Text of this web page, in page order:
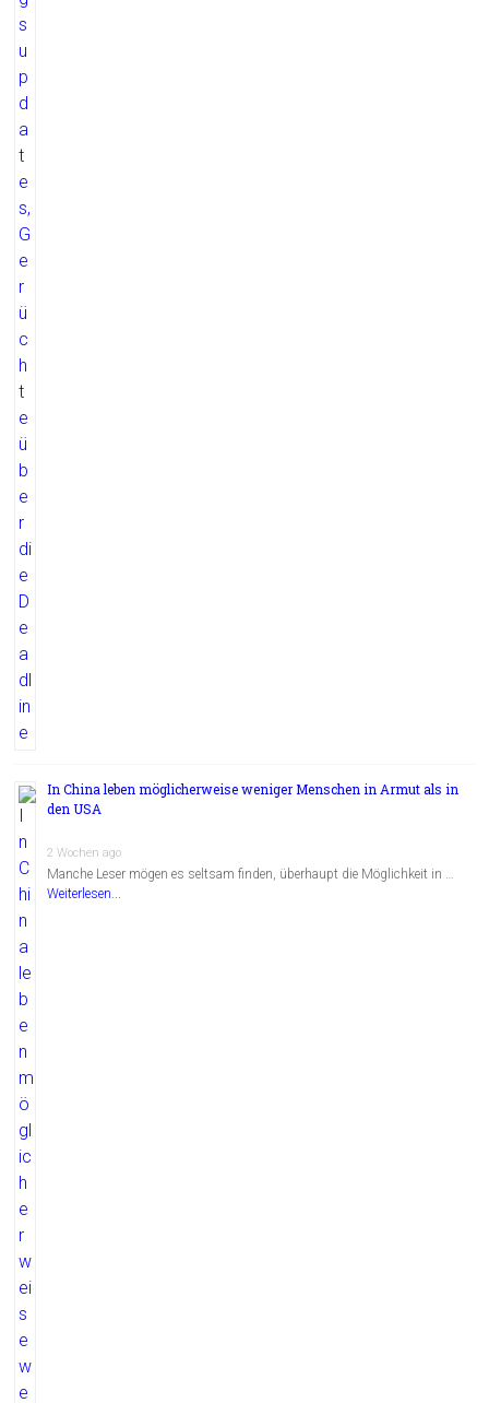
In China leben möglicherweise weniger Menschen in Armut als in
den USA
2 Wochen ago
Manche Leser mögen es seltsam finden, überhaupt die Möglichkeit in …
Weiterlesen...